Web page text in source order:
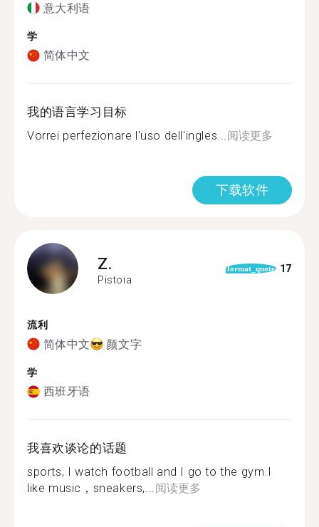
意大利语
学
简体中文
我的语言学习目标
Vorrei perfezionare l'uso dell'ingles...阅读更多
下载软件
Z.
Pistoia
format_quote 17
流利
简体中文 颜文字
学
西班牙语
我喜欢谈论的话题
sports, I watch football and I go to the gym.I
like music，sneakers,...阅读更多